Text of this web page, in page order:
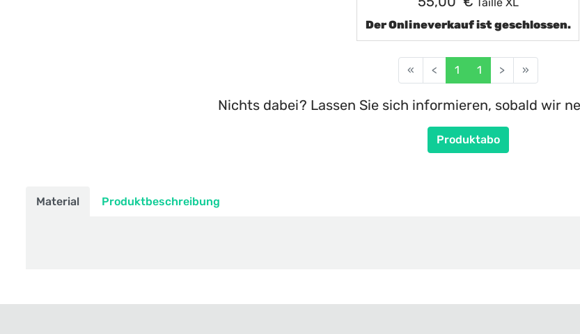
Der Onlineverkauf ist geschlossen.
« < 1 1 > »
Nichts dabei? Lassen Sie sich informieren, sobald wir
Produktabo
Material Produktbeschreibung